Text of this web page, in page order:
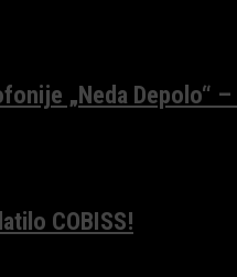
„Neda Depolo“
COBISS!